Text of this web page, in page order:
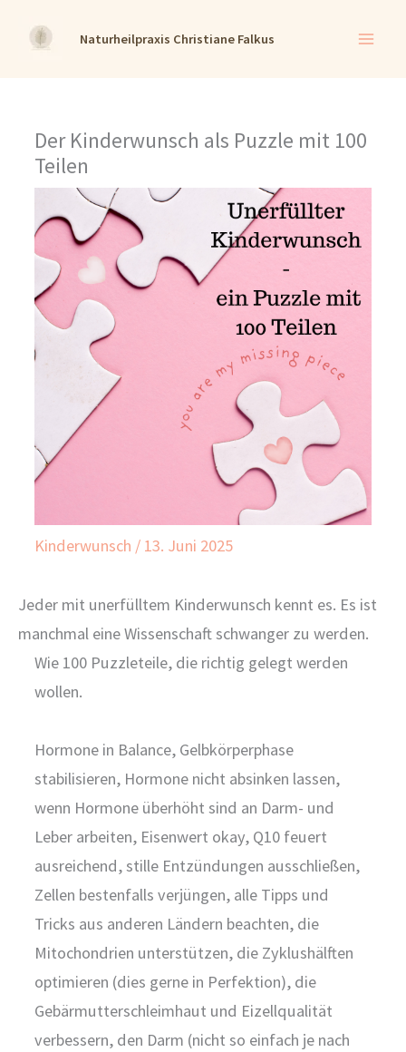
Inhalt
Naturheilpraxis Christiane Falkus
Der Kinderwunsch als Puzzle mit 100
Teilen
Kinderwunsch / 13. Juni 2025
Jeder mit unerfülltem Kinderwunsch kennt es. Es ist
manchmal eine Wissenschaft schwanger zu werden.
Wie 100 Puzzleteile, die richtig gelegt werden
wollen.
Hormone in Balance, Gelbkörperphase
stabilisieren, Hormone nicht absinken lassen,
wenn Hormone überhöht sind an Darm- und
Leber arbeiten, Eisenwert okay, Q10 feuert
ausreichend, stille Entzündungen ausschließen,
Zellen bestenfalls verjüngen, alle Tipps und
Tricks aus anderen Ländern beachten, die
Mitochondrien unterstützen, die Zyklushälften
optimieren (dies gerne in Perfektion), die
Gebärmutterschleimhaut und Eizellqualität
verbessern, den Darm (nicht so einfach je nach